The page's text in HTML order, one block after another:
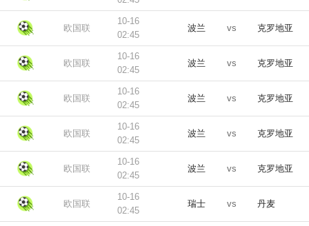
欧国联
10-16
02:45
波兰 vs 克罗地亚
欧国联
10-16
02:45
波兰 vs 克罗地亚
欧国联
10-16
02:45
波兰 vs 克罗地亚
欧国联
10-16
02:45
波兰 vs 克罗地亚
欧国联
10-16
02:45
波兰 vs 克罗地亚
欧国联
10-16
02:45
瑞士 vs 丹麦